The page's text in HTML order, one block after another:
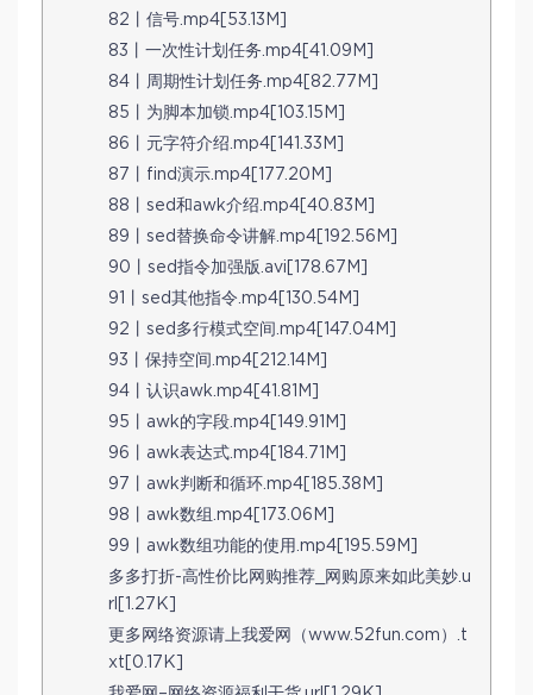
82丨信号.mp4[53.13M]
83丨一次性计划任务.mp4[41.09M]
84丨周期性计划任务.mp4[82.77M]
85丨为脚本加锁.mp4[103.15M]
86丨元字符介绍.mp4[141.33M]
87丨find演示.mp4[177.20M]
88丨sed和awk介绍.mp4[40.83M]
89丨sed替换命令讲解.mp4[192.56M]
90丨sed指令加强版.avi[178.67M]
91丨sed其他指令.mp4[130.54M]
92丨sed多行模式空间.mp4[147.04M]
93丨保持空间.mp4[212.14M]
94丨认识awk.mp4[41.81M]
95丨awk的字段.mp4[149.91M]
96丨awk表达式.mp4[184.71M]
97丨awk判断和循环.mp4[185.38M]
98丨awk数组.mp4[173.06M]
99丨awk数组功能的使用.mp4[195.59M]
多多打折-高性价比网购推荐_网购原来如此美妙.u
rl[1.27K]
更多网络资源请上我爱网（www.52fun.com）.t
xt[0.17K]